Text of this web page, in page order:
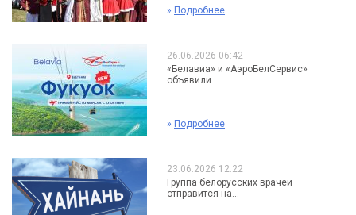
» Подробнее
26.06.2026 06:42
«Белавиа» и «АэроБелСервис»
объявили...
» Подробнее
23.06.2026 12:22
Группа белорусских врачей
отправится на...